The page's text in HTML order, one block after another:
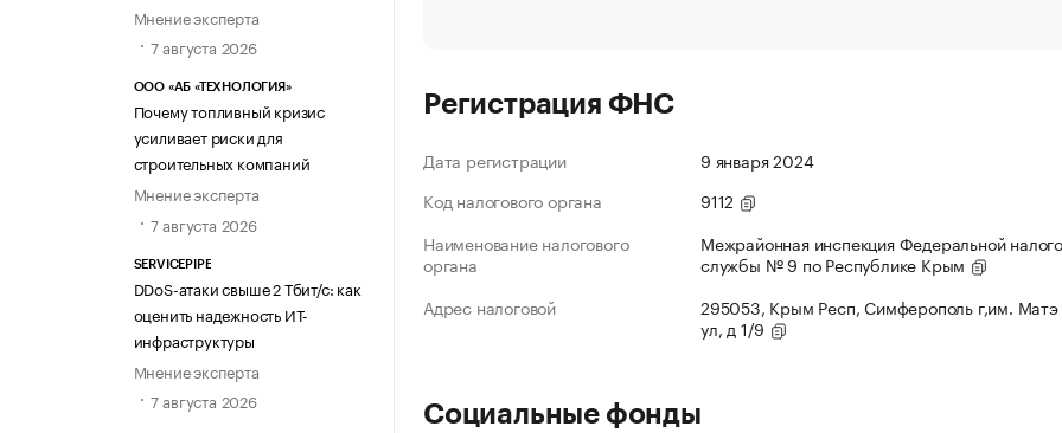
Мнение эксперта
7 августа 2026
ООО «АБ «ТЕХНОЛОГИЯ»
Почему топливный кризис
усиливает риски для
строительных компаний
Мнение эксперта
7 августа 2026
SERVICEPIPE
DDoS-атаки свыше 2 Тбит/с: как
оценить надежность ИТ-
инфраструктуры
Мнение эксперта
7 августа 2026
Регистрация ФНС
Дата регистрации
9 января 2024
Код налогового органа
9112
Наименование налогового
органа
Межрайонная инспекция Федеральной
службы № 9 по Республике Крым
Адрес налоговой
295053, Крым Респ, Симферополь г,им. Матэ
ул, д 1/9
Социальные фонды